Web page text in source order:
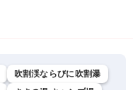
吹割渓ならびに吹割瀑